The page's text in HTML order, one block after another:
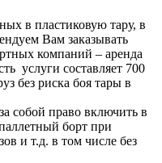
в пластиковую тару, в
Вам заказывать
компаний – аренда
услуги составляет 700
без риска боя тары в
собой право включить в
борт при
и т.д. в том числе без